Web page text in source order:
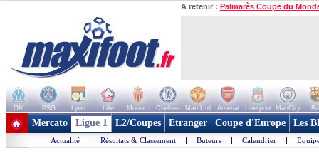
A retenir : Palmarès Coupe du
OM PSG Lyon Lille Monaco Chelsea Man Utd Arsenal Liverpool ManCity
+ de clubs
Mercato Ligue 1 L2/Coupes Etranger Coupe d'Europe Les
Actualité | Résultats & Classement | Buteurs | Calendrier |